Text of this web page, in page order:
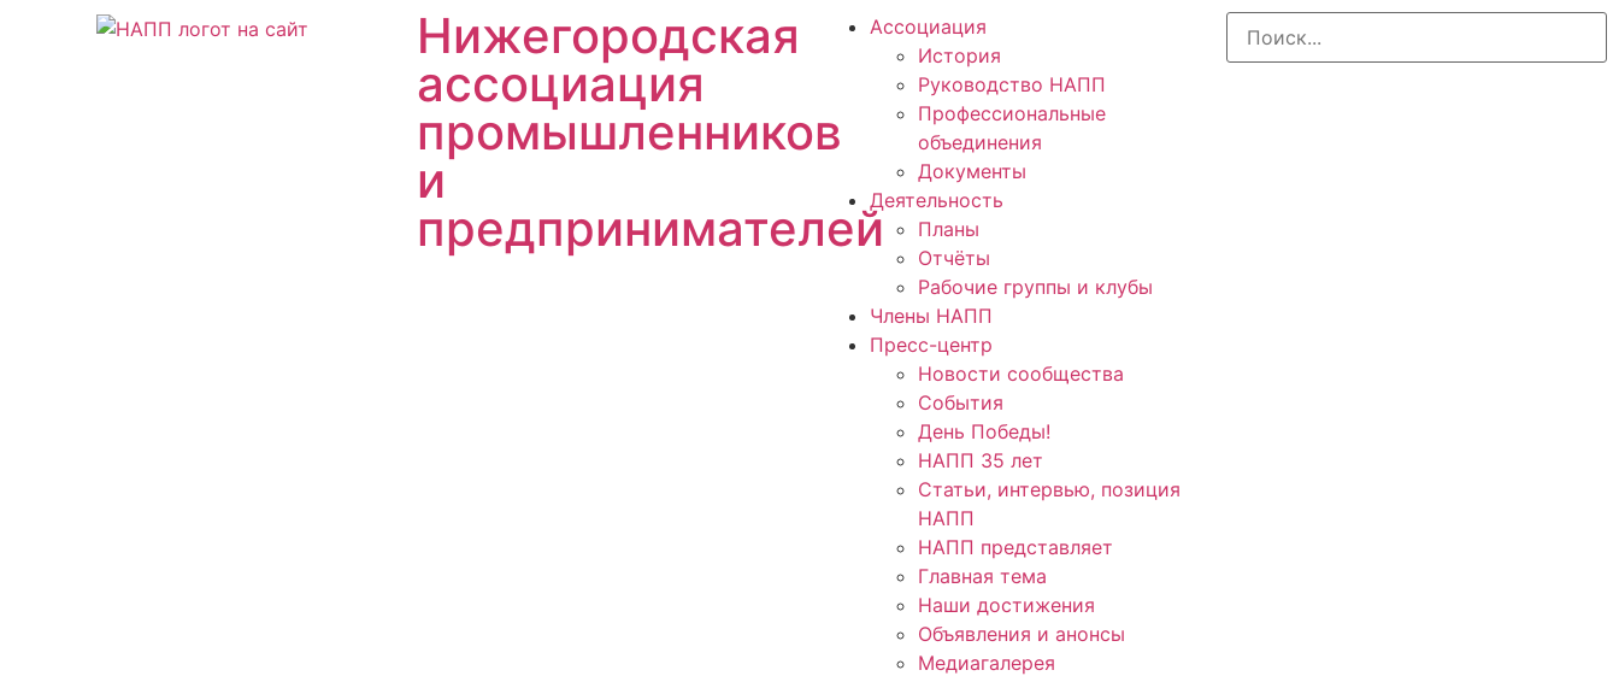
Нижегородская
ассоциация
промышленников
и
предпринимателей
Ассоциация
История
Руководство НАПП
Профессиональные
объединения
Документы
Деятельность
Планы
Отчёты
Рабочие группы и клубы
Члены НАПП
Пресс-центр
Новости сообщества
События
День Победы!
НАПП 35 лет
Статьи, интервью, позиция
НАПП
НАПП представляет
Главная тема
Наши достижения
Объявления и анонсы
Медиагалерея